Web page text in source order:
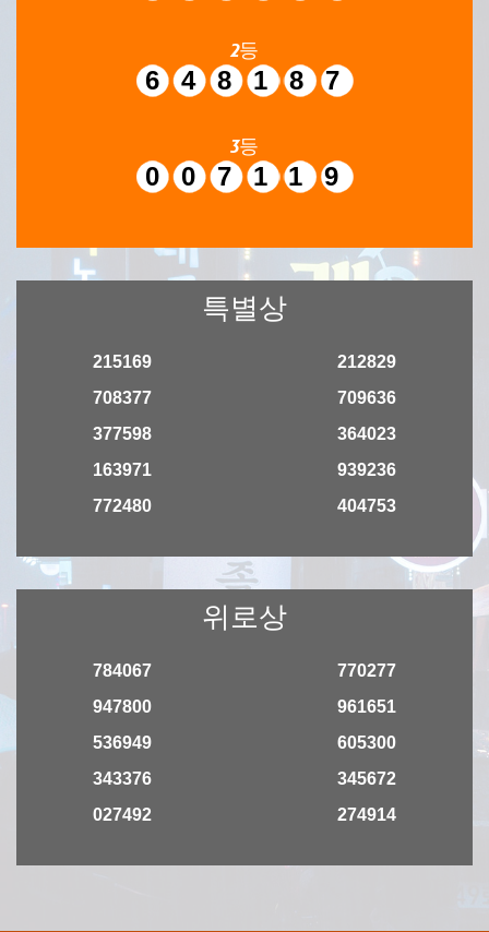
2등
648187
3등
007119
특별상
215169
708377
377598
163971
772480
212829
709636
364023
939236
404753
위로상
784067
947800
536949
343376
027492
770277
961651
605300
345672
274914